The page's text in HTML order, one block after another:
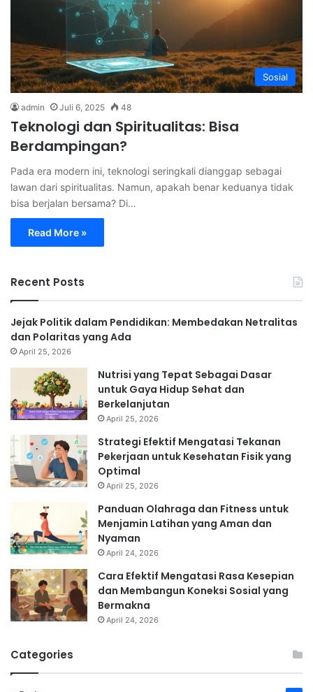
Sosial
admin Juli 6, 2025 48
Teknologi dan Spiritualitas: Bisa
Berdampingan?
Pada era modern ini, teknologi seringkali dianggap sebagai
lawan dari spiritualitas. Namun, apakah benar keduanya tidak
bisa berjalan bersama? Di…
Read More »
Recent Posts
Jejak Politik dalam Pendidikan: Membedakan Netralitas
dan Polaritas yang Ada
April 25, 2026
Nutrisi yang Tepat Sebagai Dasar
untuk Gaya Hidup Sehat dan
Berkelanjutan
April 25, 2026
Strategi Efektif Mengatasi Tekanan
Pekerjaan untuk Kesehatan Fisik yang
Optimal
April 25, 2026
Panduan Olahraga dan Fitness untuk
Menjamin Latihan yang Aman dan
Nyaman
April 24, 2026
Cara Efektif Mengatasi Rasa Kesepian
dan Membangun Koneksi Sosial yang
Bermakna
April 24, 2026
Categories